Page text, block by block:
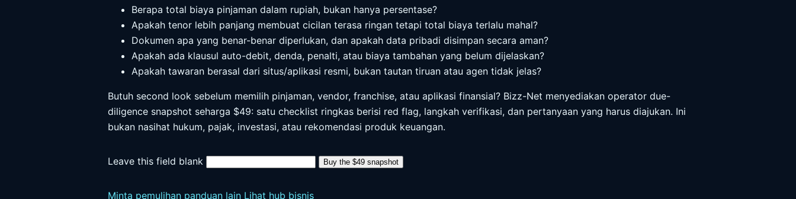
Berapa total biaya pinjaman dalam rupiah, bukan hanya persentase?
Apakah tenor lebih panjang membuat cicilan terasa ringan tetapi total biaya terlalu mahal?
Dokumen apa yang benar-benar diperlukan, dan apakah data pribadi disimpan secara aman?
Apakah ada klausul auto-debit, denda, penalti, atau biaya tambahan yang belum dijelaskan?
Apakah tawaran berasal dari situs/aplikasi resmi, bukan tautan tiruan atau agen tidak jelas?
Butuh second look sebelum memilih pinjaman, vendor, franchise, atau aplikasi finansial? Bizz-Net menyediakan operator due-
diligence snapshot seharga $49: satu checklist ringkas berisi red flag, langkah verifikasi, dan pertanyaan yang harus diajukan. Ini
bukan nasihat hukum, pajak, investasi, atau rekomendasi produk keuangan.
Leave this field blank Buy the $49 snapshot
Minta pemulihan panduan lain Lihat hub bisnis